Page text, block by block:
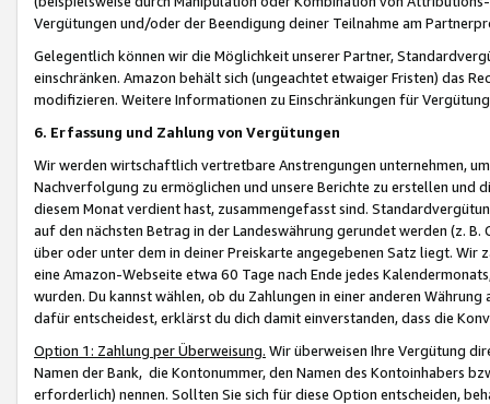
Vergütungen und/oder der Beendigung deiner Teilnahme am
Gelegentlich können wir die Möglichkeit unserer Partner,
einschränken. Amazon behält sich (ungeachtet etwaiger Fristen) das
modifizieren. Weitere Informationen zu Einschränkungen für
6. Erfassung und Zahlung von Vergütungen
Wir werden wirtschaftlich vertretbare Anstrengungen unternehmen,
Nachverfolgung zu ermöglichen und unsere Berichte zu erstellen und
diesem Monat verdient hast, zusammengefasst sind.
auf den nächsten Betrag in der Landeswährung gerundet werden (z.
über oder unter dem in deiner Preiskarte angegebenen Satz liegt.
eine Amazon-Webseite etwa 60 Tage nach Ende jedes
wurden. Du kannst wählen, ob du Zahlungen in einer anderen
dafür entscheidest, erklärst du dich damit einverstanden, dass die
Option 1: Zahlung per Überweisung. Wir überweisen Ihre Vergütung
Namen der Bank, die Kontonummer, den Namen des Kontoinhabers
erforderlich) nennen. Sollten Sie sich für diese Option entscheiden,